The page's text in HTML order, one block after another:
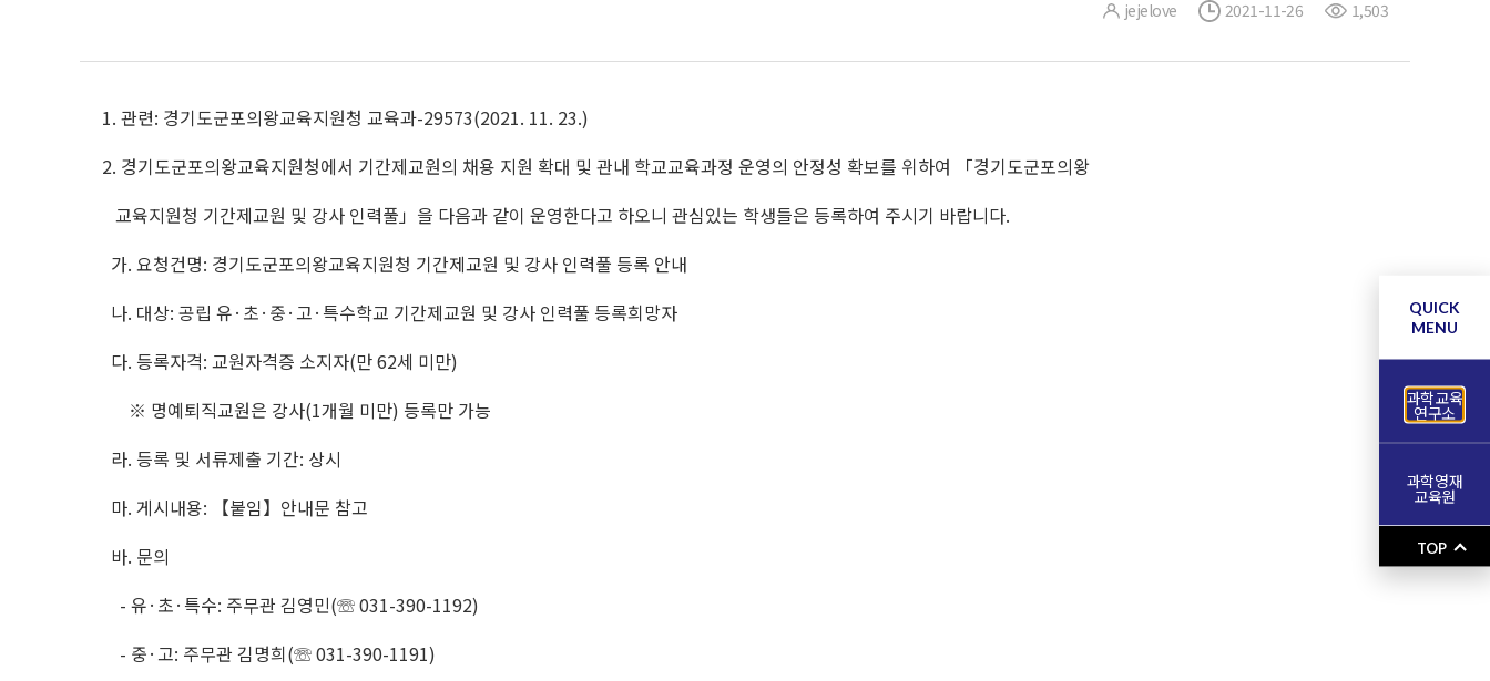
jejelove 2021-11-26 1,503
1. 관련: 경기도군포의왕교육지원청 교육과-29573(2021. 11. 23.)
2. 경기도군포의왕교육지원청에서 기간제교원의 채용 지원 확대 및 관내 학교교육과정 운영의 안정성 확보를 위하여 「경기도군포의왕
교육지원청 기간제교원 및 강사 인력풀」을 다음과 같이 운영한다고 하오니 관심있는 학생들은 등록하여 주시기 바랍니다.
가. 요청건명: 경기도군포의왕교육지원청 기간제교원 및 강사 인력풀 등록 안내
나. 대상: 공립 유·초·중·고·특수학교 기간제교원 및 강사 인력풀 등록희망자
다. 등록자격: 교원자격증 소지자(만 62세 미만)
※ 명예퇴직교원은 강사(1개월 미만) 등록만 가능
라. 등록 및 서류제출 기간: 상시
마. 게시내용: 【붙임】안내문 참고
바. 문의
- 유·초·특수: 주무관 김영민(☏ 031-390-1192)
- 중·고: 주무관 김명희(☏ 031-390-1191)
QUICK
MENU
과학교육
연구소
과학영재
교육원
TOP